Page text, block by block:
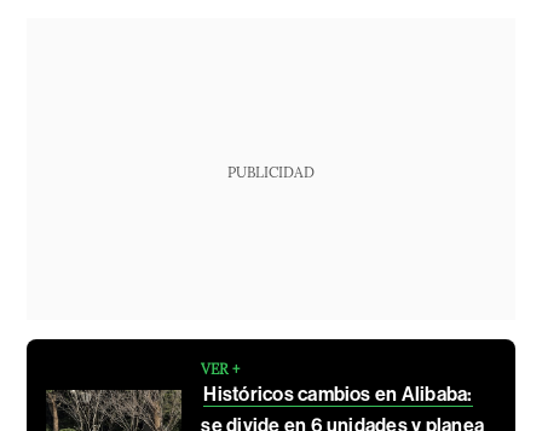
PUBLICIDAD
VER +
Históricos cambios en Alibaba:
se divide en 6 unidades y planea